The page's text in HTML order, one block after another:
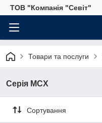
ТОВ "Компанія "Севіт"
Товари та послуги
Серія MCX
Сортування